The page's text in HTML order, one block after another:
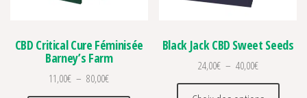
CBD Critical Cure Féminisée
Barney’s Farm
11,00€ – 80,00€Plage de prix : 11,00€ à 80,00€
Black Jack CBD Sweet Seeds
24,00€ – 40,00€Plage de prix
Ce